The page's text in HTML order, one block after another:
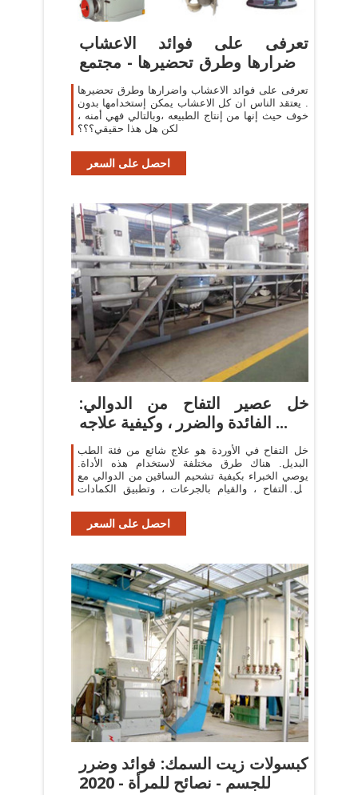
تعرفى على فوائد الاعشاب
واضرارها وطرق تحضيرها - مجتمع
رجيم
تعرفى على فوائد الاعشاب واضرارها وطرق تحضيرها
. يعتقد الناس ان كل الاعشاب يمكن إستخدامها بدون
خوف حيث إنها من إنتاج الطبيعه ،وبالتالي فهي أمنه ،
لكن هل هذا حقيقي؟؟؟
احصل على السعر
خل عصير التفاح من الدوالي:
الفائدة والضرر ، وكيفية علاجه ...
خل التفاح في الأوردة هو علاج شائع من فئة الطب
البديل. هناك طرق مختلفة لاستخدام هذه الأداة.
يوصي الخبراء بكيفية تشحيم الساقين من الدوالي مع
خل التفاح ، والقيام بالجرعات ، وتطبيق الكمادات
احصل على السعر
كبسولات زيت السمك: فوائد وضرر
للجسم - نصائح للمرأة - 2020